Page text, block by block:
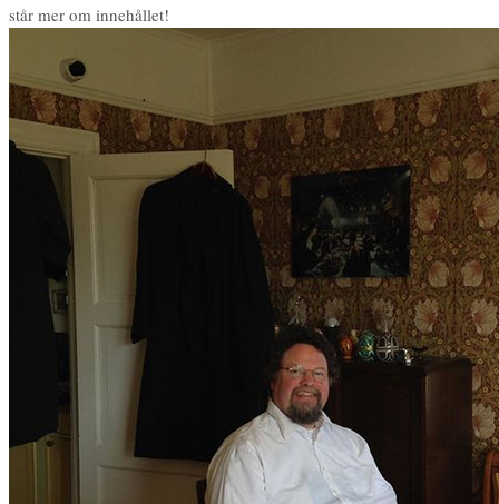
står mer om innehållet!